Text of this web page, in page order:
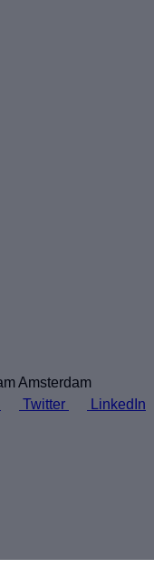
Amsterdam
Twitter LinkedIn